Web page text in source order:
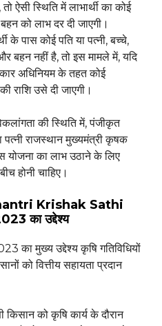
ऐसी स्थिति में लाभार्थी का कोई
को लाभ दर दी जाएगी।
के पास कोई पति या पत्नी, बच्चे,
और बहन नहीं है, तो इस मामले में, यदि
अधिनियम के तहत कोई
राशि उसे दी जाएगी।
की स्थिति में, पंजीकृत
पत्नी राजस्थान मुख्यमंत्री कृषक
योजना का लाभ उठाने के लिए
होनी चाहिए।
Krishak Sathi
का उद्देश्य
का मुख्य उद्देश्य कृषि गतिविधियों
को वित्तीय सहायता प्रदान
को कृषि कार्य के दौरान